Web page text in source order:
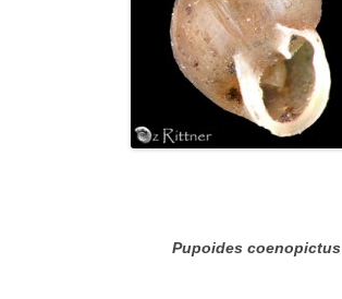
Pupoides coenopictus